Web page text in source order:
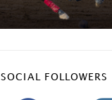
SOCIAL FOLLOWERS